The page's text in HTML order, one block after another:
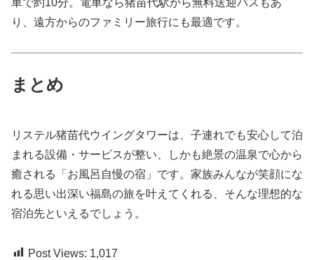
車で約10分。電車なら猪苗代駅から無料送迎バスもあ
り、遠方からのファミリー旅行にも最適です。
まとめ
リステル猪苗代ウイングタワーは、子連れでも安心して泊
まれる設備・サービスが整い、しかも絶景の温泉で心から
癒される「お風呂自慢の宿」です。家族みんなが笑顔にな
れる思い出深い福島の旅を叶えてくれる、そんな理想的な
宿泊先といえるでしょう。
Post Views: 1,017